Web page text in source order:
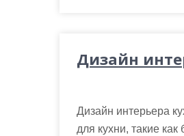
Дизайн
Дизайн интерьера
для кухни, такие